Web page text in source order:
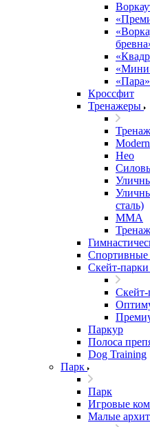
«Пара»
Кроссфит
Тренажеры
Modern
Нео
сталь)
ММА
Спортивные
Скейт-парки
Скейт-
Паркур
Полоса
Dog Training
Парк
Парк
Игровые
Малые